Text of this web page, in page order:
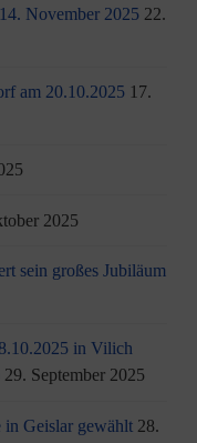
November 2025 22.
am 20.10.2025 17.
2025
sein großes Jubiläum
in Vilich
29. September 2025
Geislar gewählt 28.